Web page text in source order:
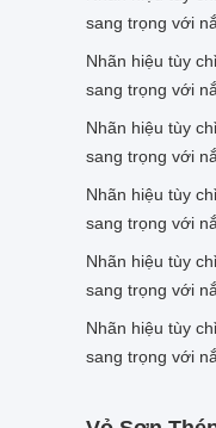
sang trọng với
Nhãn hiệu tùy
sang trọng với
Nhãn hiệu tùy
sang trọng với
Nhãn hiệu tùy
sang trọng với
Nhãn hiệu tùy
sang trọng với
Nhãn hiệu tùy
sang trọng với